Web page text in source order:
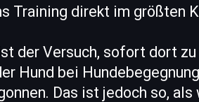
Training direkt im größten
der Versuch, sofort dort
Hund bei
Das ist jedoch so, als